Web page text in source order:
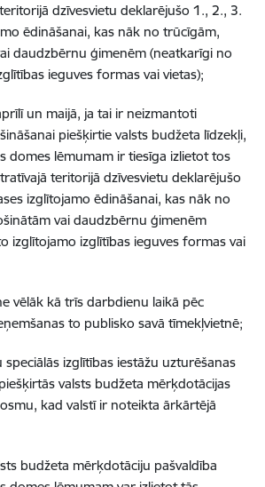
dzīvesvietu deklarējušo 1., 2., 3.
ēdināšanai, kas nāk no trūcīgām,
daudzbērnu ģimenēm (neatkarīgi no
ieguves formas vai vietas);
un maijā, ja tai ir neizmantoti
piešķirtie valsts budžeta līdzekļi,
domes lēmumam ir tiesīga izlietot tos
teritorijā dzīvesvietu deklarējušo
izglītojamo ēdināšanai, kas nāk no
vai daudzbērnu ģimenēm
izglītojamo izglītības ieguves formas vai
vēlāk kā trīs darbdienu laikā pēc
to publisko savā tīmekļvietnē;
izglītības iestāžu uzturēšanas
valsts budžeta mērķdotācijas
kad valstī ir noteikta ārkārtējā
budžeta mērķdotāciju pašvaldība